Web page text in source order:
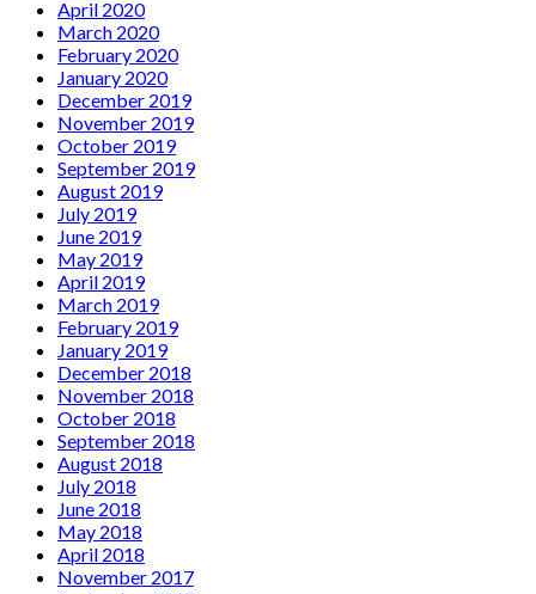
April 2020
March 2020
February 2020
January 2020
December 2019
November 2019
October 2019
September 2019
August 2019
July 2019
June 2019
May 2019
April 2019
March 2019
February 2019
January 2019
December 2018
November 2018
October 2018
September 2018
August 2018
July 2018
June 2018
May 2018
April 2018
November 2017